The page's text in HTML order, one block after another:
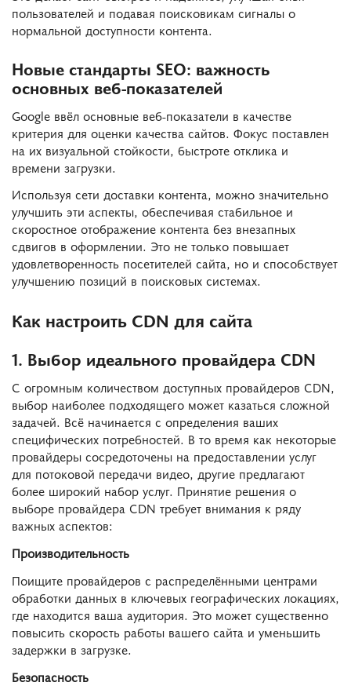
пользователей и подавая поисковикам сигналы о
нормальной доступности контента.
Новые стандарты SEO: важность
основных веб-показателей
Google ввёл основные веб-показатели в качестве
критерия для оценки качества сайтов. Фокус поставлен
на их визуальной стойкости, быстроте отклика и
времени загрузки.
Используя сети доставки контента, можно значительно
улучшить эти аспекты, обеспечивая стабильное и
скоростное отображение контента без внезапных
сдвигов в оформлении. Это не только повышает
удовлетворенность посетителей сайта, но и способствует
улучшению позиций в поисковых системах.
Как настроить CDN для сайта
1. Выбор идеального провайдера CDN
С огромным количеством доступных провайдеров CDN,
выбор наиболее подходящего может казаться сложной
задачей. Всё начинается с определения ваших
специфических потребностей. В то время как некоторые
провайдеры сосредоточены на предоставлении услуг
для потоковой передачи видео, другие предлагают
более широкий набор услуг. Принятие решения о
выборе провайдера CDN требует внимания к ряду
важных аспектов:
Производительность
Поищите провайдеров с распределёнными центрами
обработки данных в ключевых географических локациях,
где находится ваша аудитория. Это может существенно
повысить скорость работы вашего сайта и уменьшить
задержки в загрузке.
Безопасность